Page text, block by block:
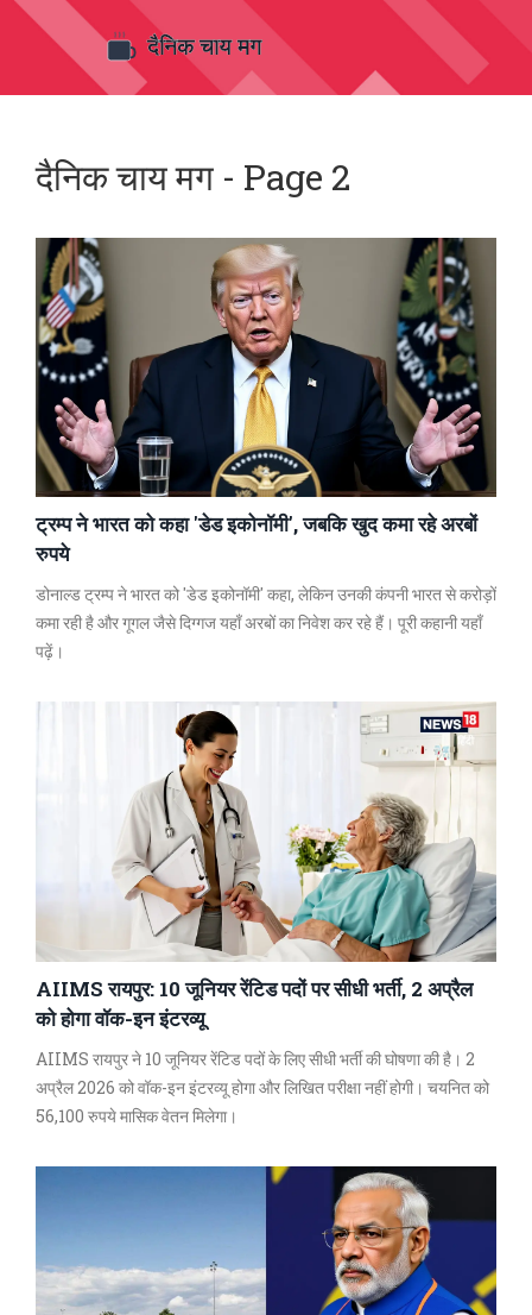
दैनिक चाय मग - Page 2
ट्रम्प ने भारत को कहा 'डेड इकोनॉमी', जबकि खुद कमा रहे अरबों
रुपये
डोनाल्ड ट्रम्प ने भारत को 'डेड इकोनॉमी' कहा, लेकिन उनकी कंपनी भारत से करोड़ों
कमा रही है और गूगल जैसे दिग्गज यहाँ अरबों का निवेश कर रहे हैं। पूरी कहानी यहाँ
पढ़ें।
AIIMS रायपुर: 10 जूनियर रेंटिड पदों पर सीधी भर्ती, 2 अप्रैल
को होगा वॉक-इन इंटरव्यू
AIIMS रायपुर ने 10 जूनियर रेंटिड पदों के लिए सीधी भर्ती की घोषणा की है। 2
अप्रैल 2026 को वॉक-इन इंटरव्यू होगा और लिखित परीक्षा नहीं होगी। चयनित को
56,100 रुपये मासिक वेतन मिलेगा।